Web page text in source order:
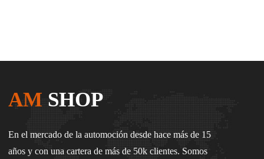
AM SHOP
En el mercado de la automoción desde hace más de 15
años y con una cartera de más de 50k clientes. Somos